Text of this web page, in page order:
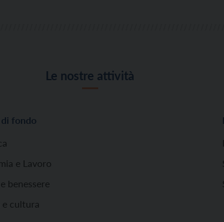
Le nostre attività
fondo
e Lavoro
benessere
e cultura